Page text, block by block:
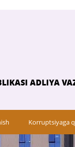
ADLIYA
Korruptsiyaga